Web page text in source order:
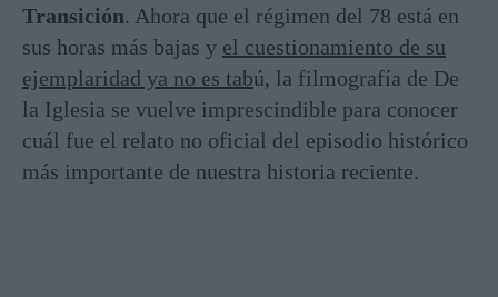
Transición. Ahora que el régimen del 78 está en
sus horas más bajas y el cuestionamiento de su
ejemplaridad ya no es tabú, la filmografía de De
la Iglesia se vuelve imprescindible para conocer
cuál fue el relato no oficial del episodio histórico
más importante de nuestra historia reciente.